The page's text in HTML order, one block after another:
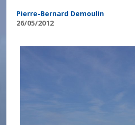
Pierre-Bernard Demoulin
26/05/2012